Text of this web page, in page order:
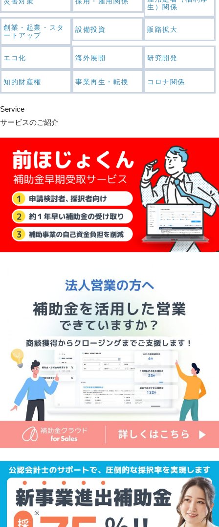
生）関係
創業・起業・スタ
ートアップ
設備投資 販路拡大
エコ化 海外展開 研究開発
知的財産権 事業再生・転換 コロナ関係
Service
サービスのご紹介